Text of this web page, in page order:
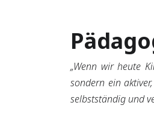
„Wenn wir heute
sondern ein
selbstständig und